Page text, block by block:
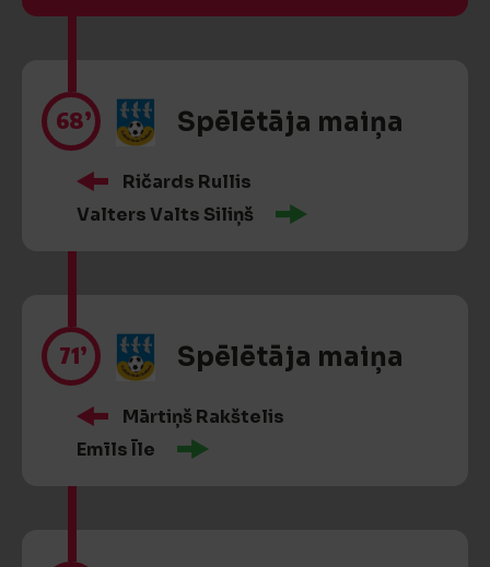
68’ Spēlētāja maiņa
Ričards Rullis
Valters Valts Siliņš
71’ Spēlētāja maiņa
Mārtiņš Rakštelis
Emīls Īle